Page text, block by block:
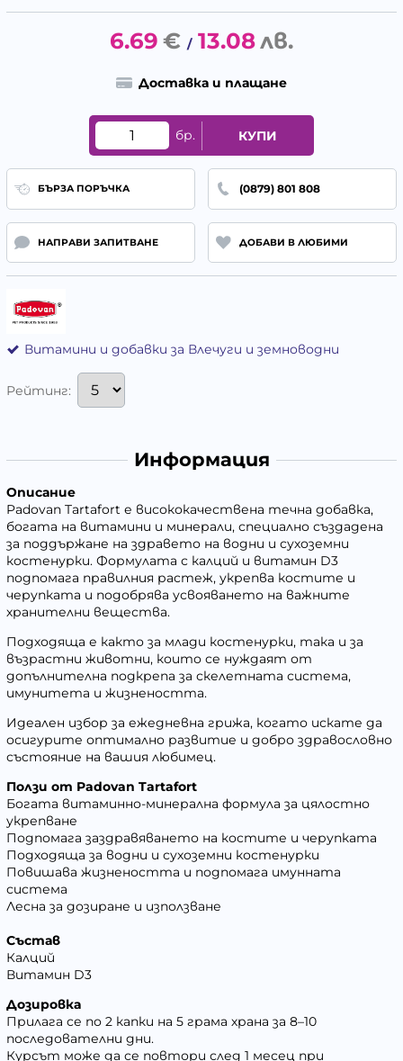
6.69 € / 13.08лв.
Доставка и плащане
бр. КУПИ
БЪРЗА ПОРЪЧКА (0879) 801 808
НАПРАВИ ЗАПИТВАНЕ ДОБАВИ В ЛЮБИМИ
Витамини и добавки за Влечуги и земноводни
Рейтинг:
Информация
Описание
Padovan Tartafort е висококачествена течна добавка,
богата на витамини и минерали, специално създадена
за поддържане на здравето на водни и сухоземни
костенурки. Формулата с калций и витамин D3
подпомага правилния растеж, укрепва костите и
черупката и подобрява усвояването на важните
хранителни вещества.
Подходяща е както за млади костенурки, така и за
възрастни животни, които се нуждаят от
допълнителна подкрепа за скелетната система,
имунитета и жизнеността.
Идеален избор за ежедневна грижа, когато искате да
осигурите оптимално развитие и добро здравословно
състояние на вашия любимец.
Ползи от Padovan Tartafort
Богата витаминно-минерална формула за цялостно
укрепване
Подпомага заздравяването на костите и черупката
Подходяща за водни и сухоземни костенурки
Повишава жизнеността и подпомага имунната
система
Лесна за дозиране и използване
Състав
Калций
Витамин D3
Дозировка
Прилага се по 2 капки на 5 грама храна за 8–10
последователни дни.
Курсът може да се повтори след 1 месец при